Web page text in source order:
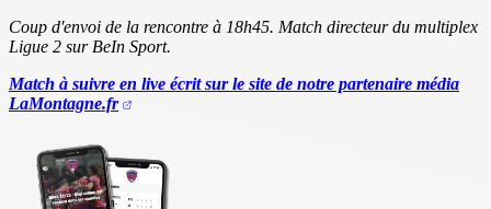
Coup d'envoi de la rencontre à 18h45. Match directeur du multiplex
Ligue 2 sur BeIn Sport.
Match à suivre en live écrit sur le site de notre partenaire média
LaMontagne.fr